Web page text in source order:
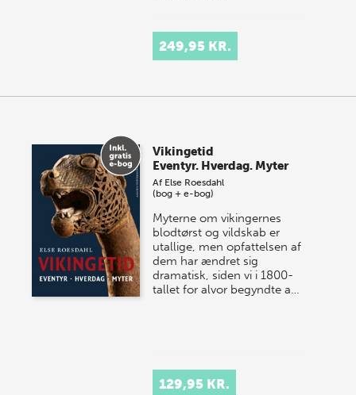
249,95 KR.
Vikingetid
Eventyr. Hverdag. Myter
Af Else Roesdahl
(bog + e-bog)
Myterne om vikingernes
blodtørst og vildskab er
utallige, men opfattelsen af
dem har ændret sig
dramatisk, siden vi i 1800-
tallet for alvor begyndte a…
129,95 KR.